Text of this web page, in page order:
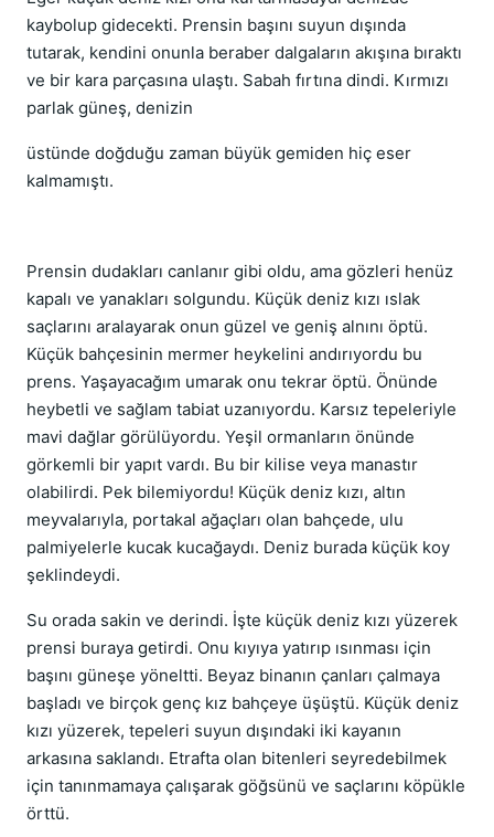
kaybolup gidecekti. Prensin başını suyun dışında
tutarak, kendini onunla beraber dalgaların akışına bıraktı
ve bir kara parçasına ulaştı. Sabah fırtına dindi. Kırmızı
parlak güneş, denizin
üstünde doğduğu zaman büyük gemiden hiç eser
kalmamıştı.
Prensin dudakları canlanır gibi oldu, ama gözleri henüz
kapalı ve yanakları solgundu. Küçük deniz kızı ıslak
saçlarını aralayarak onun güzel ve geniş alnını öptü.
Küçük bahçesinin mermer heykelini andırıyordu bu
prens. Yaşayacağım umarak onu tekrar öptü. Önünde
heybetli ve sağlam tabiat uzanıyordu. Karsız tepeleriyle
mavi dağlar görülüyordu. Yeşil ormanların önünde
görkemli bir yapıt vardı. Bu bir kilise veya manastır
olabilirdi. Pek bilemiyordu! Küçük deniz kızı, altın
meyvalarıyla, portakal ağaçları olan bahçede, ulu
palmiyelerle kucak kucağaydı. Deniz burada küçük koy
şeklindeydi.
Su orada sakin ve derindi. İşte küçük deniz kızı yüzerek
prensi buraya getirdi. Onu kıyıya yatırıp ısınması için
başını güneşe yöneltti. Beyaz binanın çanları çalmaya
başladı ve birçok genç kız bahçeye üşüştü. Küçük deniz
kızı yüzerek, tepeleri suyun dışındaki iki kayanın
arkasına saklandı. Etrafta olan bitenleri seyredebilmek
için tanınmamaya çalışarak göğsünü ve saçlarını köpükle
örttü.